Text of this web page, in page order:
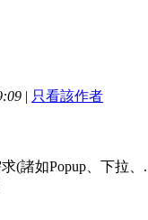
| 只看該作者
諸如Popup、下拉、